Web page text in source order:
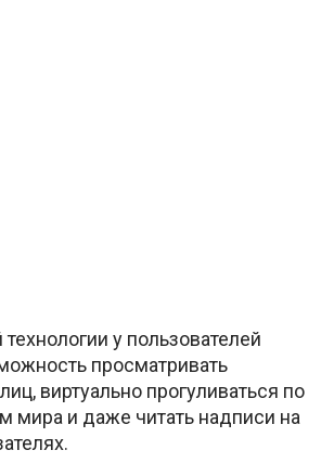
технологии у пользователей
просматривать
виртуально прогуливаться по
мира и даже читать надписи на